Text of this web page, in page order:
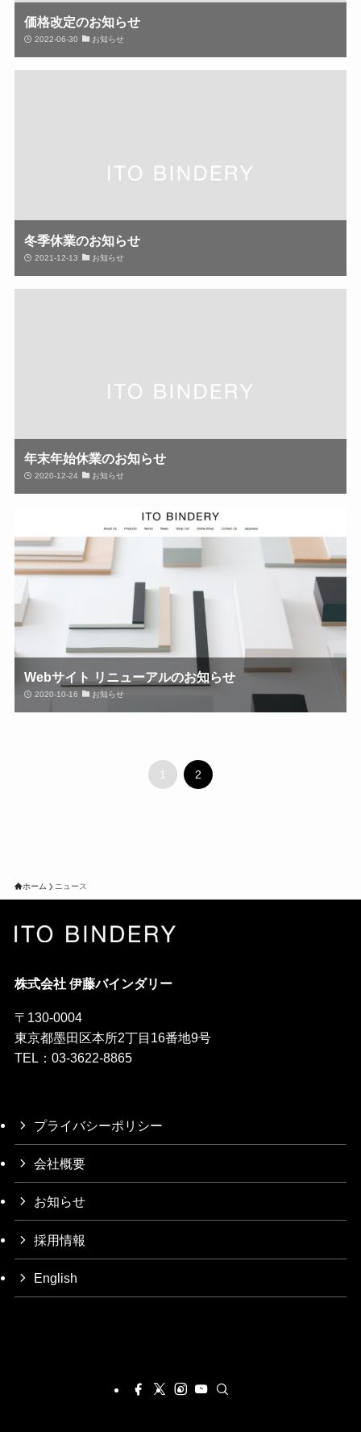
価格改定のお知らせ
2022-06-30 お知らせ
冬季休業のお知らせ
2021-12-13 お知らせ
年末年始休業のお知らせ
2020-12-24 お知らせ
Webサイト リニューアルのお知らせ
2020-10-16 お知らせ
1 2
ホーム ニュース
株式会社 伊藤バインダリー
〒130-0004
東京都墨田区本所2丁目16番地9号
TEL：03-3622-8865
プライバシーポリシー
会社概要
お知らせ
採用情報
English